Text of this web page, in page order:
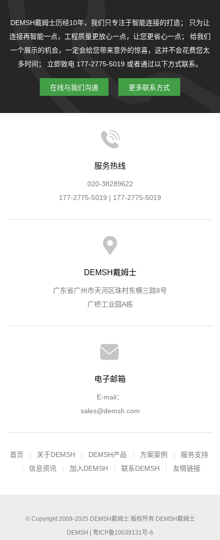
DEMSH戴姆士历经10年，我们只专注于智能连接的打造；
只为让
连接再智能一点，工程质量更放心一点，让您更省心一点；
给我们
一个展示的机会，一定会给您带来意外的惊喜，这并不会花费您太
多时间；
立即致电 177-2775-5019 或者通过以下方式联系。
在线与我们沟通 更多联系方式
服务热线
020-38289622
177-2775-5019 | 177-2775-5019
DEMSH戴姆士
广东省广州市天河区珠村东横三路8号
广桥工业园A栋
电子邮箱
E-mail：
sales@demsh.com
首页 关于DEMSH DEMSH产品 方案案例
服务支持
信息资讯
加入DEMSH 联系DEMSH 友情链接
© Copyright 2009-2025 DEMSH戴姆士版权所有 DEMSH戴姆士
DEMSH | 粤ICP备10039131号-6